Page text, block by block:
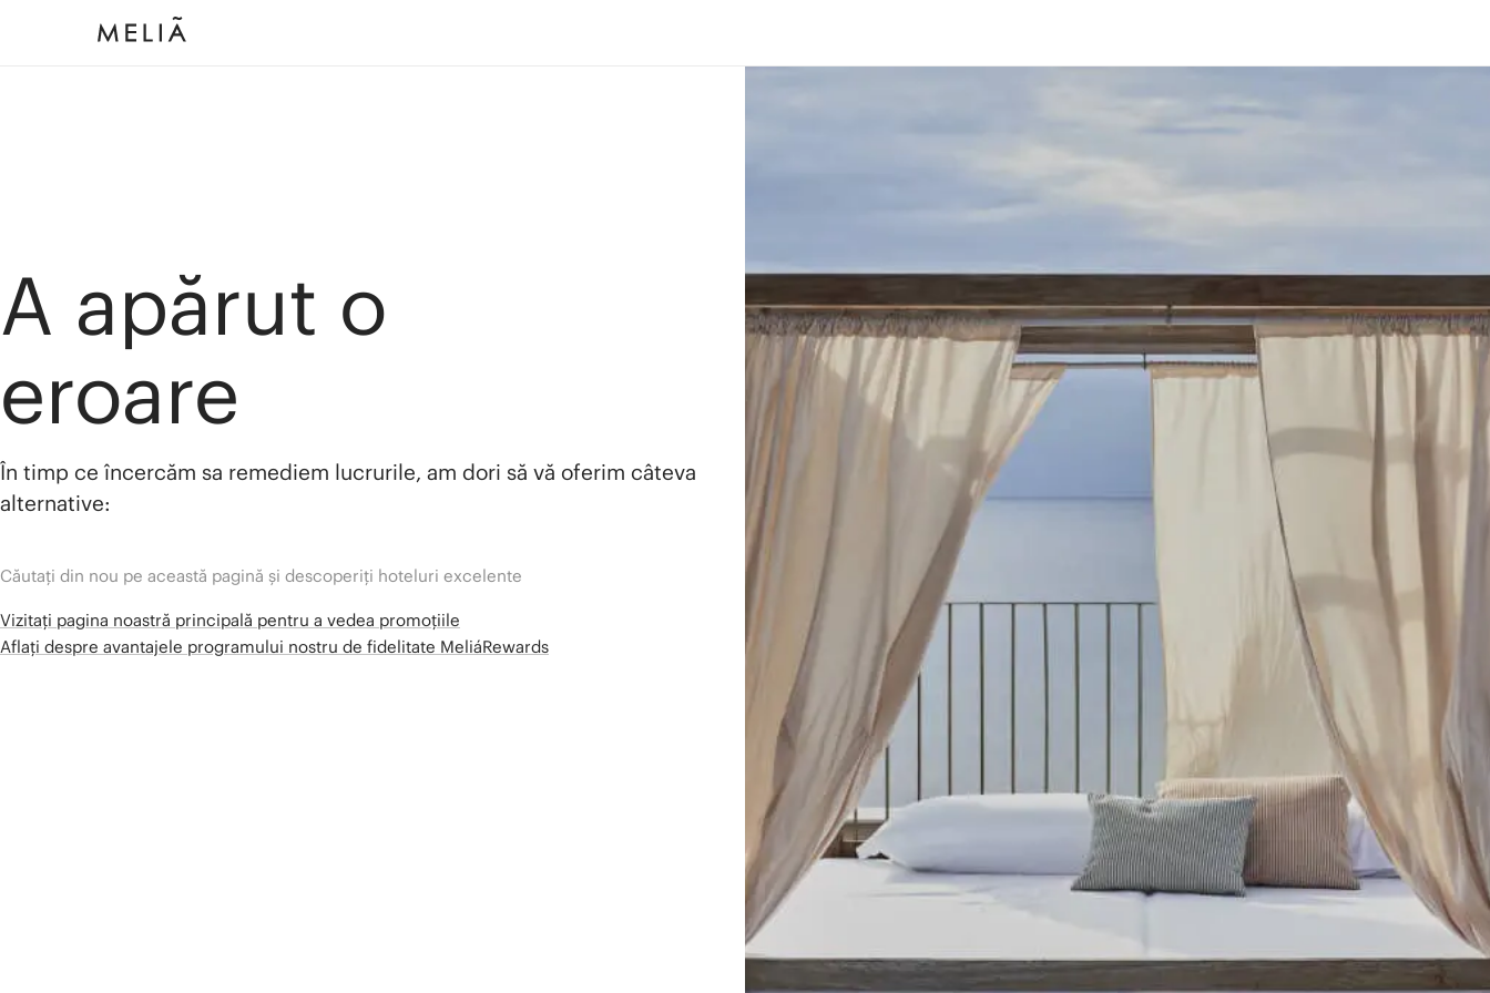
A apărut o
eroare
În timp ce încercăm sa remediem lucrurile, am dori să vă oferim câteva
alternative:
Căutați din nou pe această pagină și descoperiți hoteluri excelente
Vizitați pagina noastră principală pentru a vedea promoțiile
Aflați despre avantajele programului nostru de fidelitate MeliáRewards